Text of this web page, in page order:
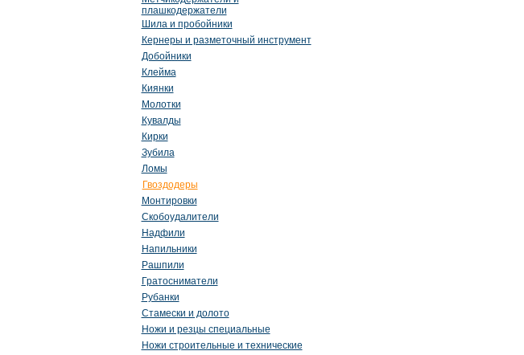
плашкодержатели
Шила и пробойники
Кернеры и разметочный инструмент
Добойники
Клейма
Киянки
Молотки
Кувалды
Кирки
Зубила
Ломы
Гвоздодеры
Монтировки
Скобоудалители
Надфили
Напильники
Рашпили
Гратосниматели
Рубанки
Стамески и долото
Ножи и резцы специальные
Ножи строительные и технические